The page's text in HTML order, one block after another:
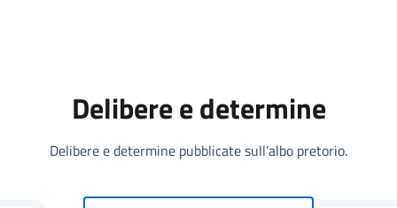
Delibere e determine
Delibere e determine pubblicate sull’albo pretorio.